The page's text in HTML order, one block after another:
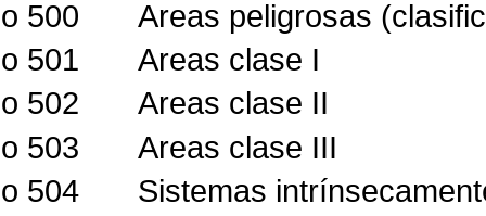
500
Areas peligrosas
501
Areas clase I
502
Areas clase II
503
Areas clase III
504
Sistemas